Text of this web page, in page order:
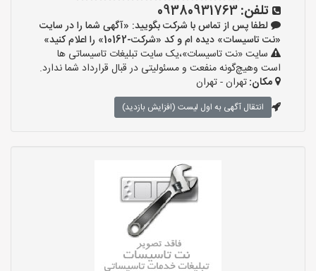
تلفن:09380931763
لطفا پس از تماس با شرکت بگویید: «آگهی شما را در سایت
«نت تاسیسات» دیده ام و کد «شرکت-10162» را اعلام کنید»
سایت «نت تاسیسات»،یک سایت تبلیغات تاسیساتی ها
است وهیچ‌گونه منفعت و مسئولیتی در قبال قرارداد شما ندارد.
مکان:تهران - تهران
انتقال آگهی به اول لیست (افزایش بازدید)